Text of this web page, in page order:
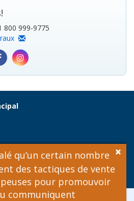
800 999-9775
Facebook
icon
Instagram
icon
×
qu’un certain nombre
des tactiques de vente
pour promouvoir
communiquent